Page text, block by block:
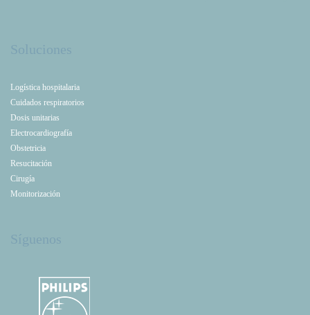
Logística hospitalaria
Cuidados respiratorios
Dosis unitarias
Electrocardiografía
Obstetricia
Resucitación
Cirugía
Monitorización